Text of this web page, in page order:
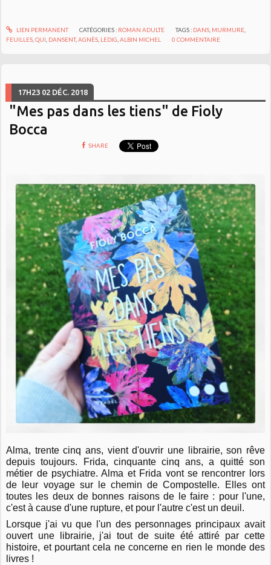
LIEN PERMANENT CATÉGORIES : ROMAN ADULTE TAGS : DANS MURMURE
FEUILLES ,QUI DANSENT,AGNÈS LEDIG ,ALBIN MICHEL 0 COMMENTAIRE
17H23 02 DÉC. 2018
"Mes pas dans les tiens" de Fioly
Bocca
SHARE
Alma, trente cinq ans, vient d'ouvrir une librairie, son rêve
depuis toujours. Frida, cinquante cinq ans, a quitté son
métier de psychiatre. Alma et Frida vont se rencontrer lors
de leur voyage sur le chemin de Compostelle. Elles ont
toutes les deux de bonnes raisons de le faire : pour l'une,
c'est à cause d'une rupture, et pour l'autre c'est un deuil.
Lorsque j'ai vu que l'un des personnages principaux avait
ouvert une librairie, j'ai tout de suite été attiré par cette
histoire, et pourtant cela ne concerne en rien le monde des
livres !